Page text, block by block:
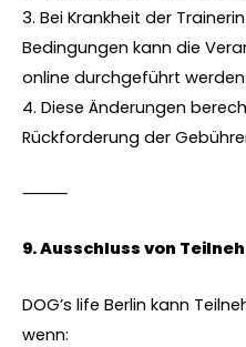
3. Bei Krankheit der
Bedingungen kann die
online durchgeführt werden.
4. Diese Änderungen
Rückforderung der
⸻
9.⁠ ⁠Ausschluss von
DOG’s life Berlin kann
wenn: